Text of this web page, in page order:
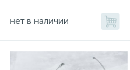
нет в наличии